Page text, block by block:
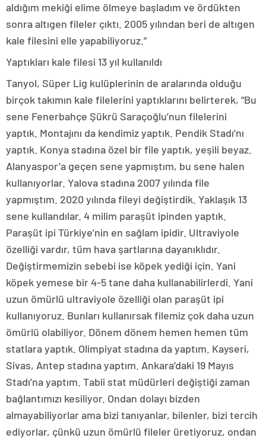
aldığım mekiği elime ölmeye başladım ve ördükten
sonra altıgen fileler çıktı. 2005 yılından beri de altıgen
kale filesini elle yapabiliyoruz.”
Yaptıkları kale filesi 13 yıl kullanıldı
Tanyol, Süper Lig kulüplerinin de aralarında olduğu
birçok takımın kale filelerini yaptıklarını belirterek, “Bu
sene Fenerbahçe Şükrü Saraçoğlu’nun filelerini
yaptık. Montajını da kendimiz yaptık. Pendik Stadı’nı
yaptık. Konya stadına özel bir file yaptık, yeşili beyaz.
Alanyaspor’a geçen sene yapmıştım, bu sene halen
kullanıyorlar. Yalova stadına 2007 yılında file
yapmıştım. 2020 yılında fileyi değiştirdik. Yaklaşık 13
sene kullandılar. 4 milim paraşüt ipinden yaptık.
Paraşüt ipi Türkiye’nin en sağlam ipidir. Ultraviyole
özelliği vardır, tüm hava şartlarına dayanıklıdır.
Değiştirmemizin sebebi ise köpek yediği için. Yani
köpek yemese bir 4-5 tane daha kullanabilirlerdi. Yani
uzun ömürlü ultraviyole özelliği olan paraşüt ipi
kullanıyoruz. Bunları kullanırsak filemiz çok daha uzun
ömürlü olabiliyor. Dönem dönem hemen hemen tüm
statlara yaptık. Olimpiyat stadına da yaptım. Kayseri,
Sivas, Antep stadına yaptım. Ankara’daki 19 Mayıs
Stadı’na yaptım. Tabii stat müdürleri değiştiği zaman
bağlantımızı kesiliyor. Ondan dolayı bizden
almayabiliyorlar ama bizi tanıyanlar, bilenler, bizi tercih
ediyorlar, çünkü uzun ömürlü fileler üretiyoruz, ondan